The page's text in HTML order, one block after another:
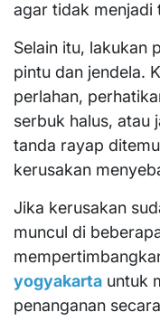
agar tidak
Selain itu, lakukan
pintu dan jendela.
perlahan,
serbuk halus, atau
tanda rayap
kerusakan
Jika kerusakan
muncul di
yogyakarta untuk
penanganan